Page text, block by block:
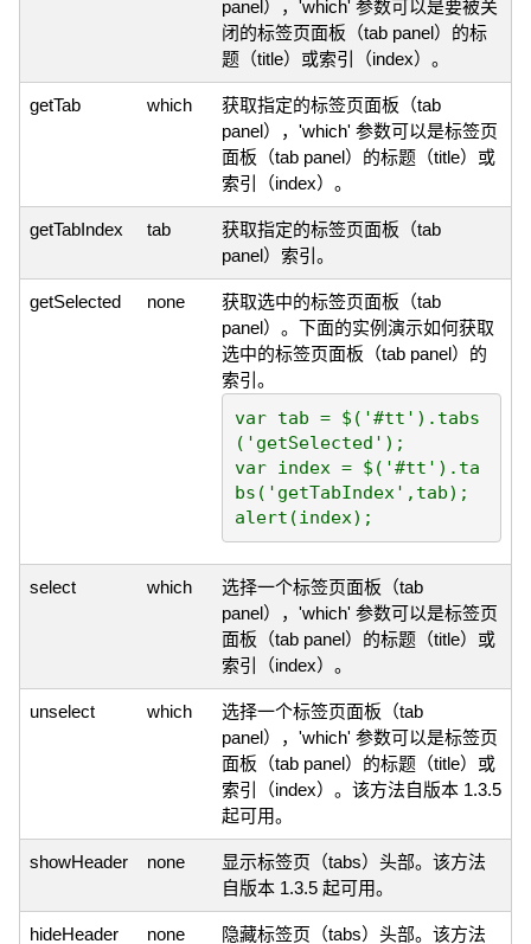
panel），'which' 参数可以是要被关
闭的标签页面板（tab panel）的标
题（title）或索引（index）。
getTab which
获取指定的标签页面板（tab
panel），'which' 参数可以是标签页
面板（tab panel）的标题（title）或
索引（index）。
getTabIndex tab
获取指定的标签页面板（tab
panel）索引。
getSelected none
获取选中的标签页面板（tab
panel）。下面的实例演示如何获取
选中的标签页面板（tab panel）的
索引。
var tab = $('#tt').tabs
('getSelected');
var index = $('#tt').ta
bs('getTabIndex',tab);
select which
选择一个标签页面板（tab
panel），'which' 参数可以是标签页
面板（tab panel）的标题（title）或
索引（index）。
unselect which
选择一个标签页面板（tab
panel），'which' 参数可以是标签页
面板（tab panel）的标题（title）或
索引（index）。该方法自版本 1.3.5
起可用。
showHeader none
显示标签页（tabs）头部。该方法
自版本 1.3.5 起可用。
hideHeader none
隐藏标签页（tabs）头部。该方法